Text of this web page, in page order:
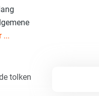
...
tolken